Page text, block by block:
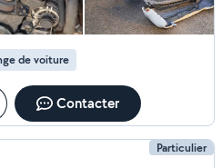
de voiture
Contacter
Particulier